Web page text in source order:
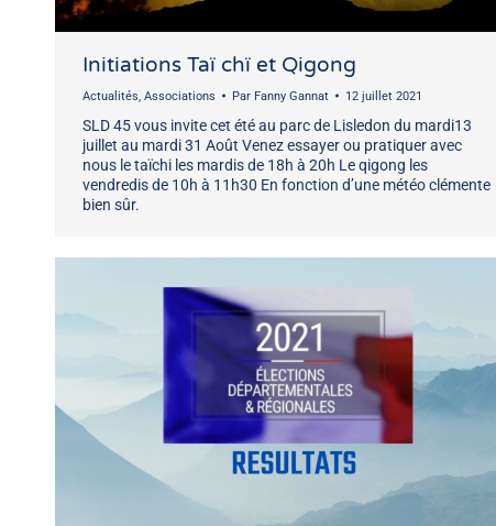
Initiations Taï chï et Qigong
Actualités, Associations Par Fanny Gannat 12 juillet 2021
SLD 45 vous invite cet été au parc de Lisledon du mardi13
juillet au mardi 31 Août Venez essayer ou pratiquer avec
nous le taïchi les mardis de 18h à 20h Le qigong les
vendredis de 10h à 11h30 En fonction d’une météo clémente
bien sûr.